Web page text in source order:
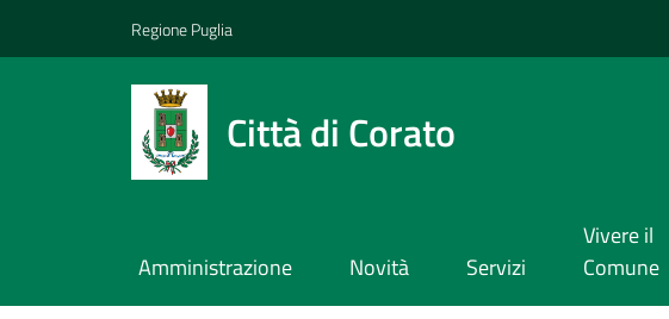
Regione Puglia
Città di Corato
Amministrazione Novità Servizi
Vivere il
Comune